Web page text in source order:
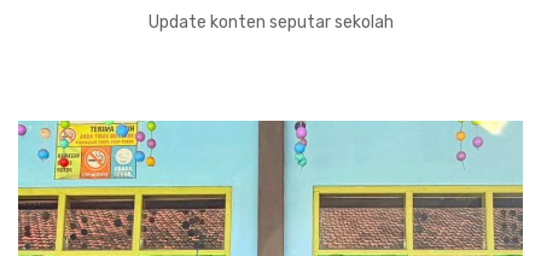
Update konten seputar sekolah